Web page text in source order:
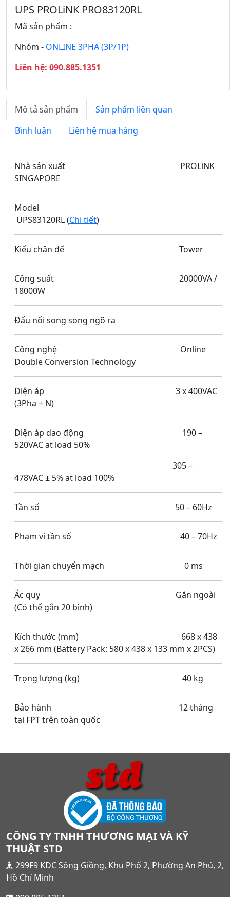
ạ
UPS PROLiNK PRO83120RL
Mã sản phẩm :
Nhóm - ONLINE 3PHA (3P/1P)
Liên hệ: 090.885.1351
Mô tả sản phẩm
Sản phẩm liên quan
Bình luận
Liên hệ mua hàng
Nhà sản xuất PROLiNK
SINGAPORE
Model
UPS83120RL (Chi tiết)
Kiểu chân đế Tower
Công suất 20000VA /
18000W
Đấu nối song song ngõ ra
Công nghệ Online
Double Conversion Technology
Điện áp 3 x 400VAC
(3Pha + N)
Điện áp dao động 190 –
520VAC at load 50%
305 –
478VAC ± 5% at load 100%
Tần số 50 – 60Hz
Phạm vi tần số 40 – 70Hz
Thời gian chuyển mạch 0 ms
Ắc quy Gắn ngoài
(Có thể gắn 20 bình)
Kích thước (mm) 668 x 438
x 266 mm (Battery Pack: 580 x 438 x 133 mm x 2PCS)
Trọng lượng (kg) 40 kg
Bảo hành 12 tháng
tại FPT trên toàn quốc
CÔNG TY TNHH THƯƠNG MẠI VÀ KỸ
THUẬT STD
299F9 KDC Sông Giồng, Khu Phố 2, Phường An Phú, 2,
Hồ Chí Minh